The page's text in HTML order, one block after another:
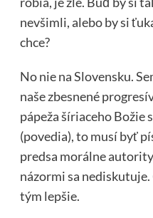
nevšimli, alebo by si
chce?
No nie na Slovensku.
naše zbesnené
pápeža šíriaceho Božie
(povedia), to musí byť
predsa morálne
názormi sa
tým lepšie.